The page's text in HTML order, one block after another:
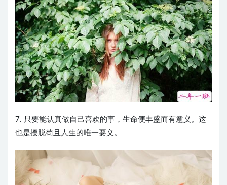
7. 只要能认真做自己喜欢的事，生命便丰盛而有意义。这
也是摆脱苟且人生的唯一要义。